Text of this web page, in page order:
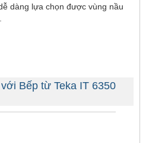
dàng lựa chọn được vùng nầu
Bếp từ Teka IT 6350